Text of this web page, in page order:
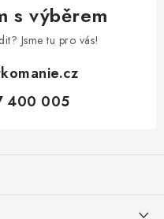
s výběrem
Jsme tu pro vás!
400 005